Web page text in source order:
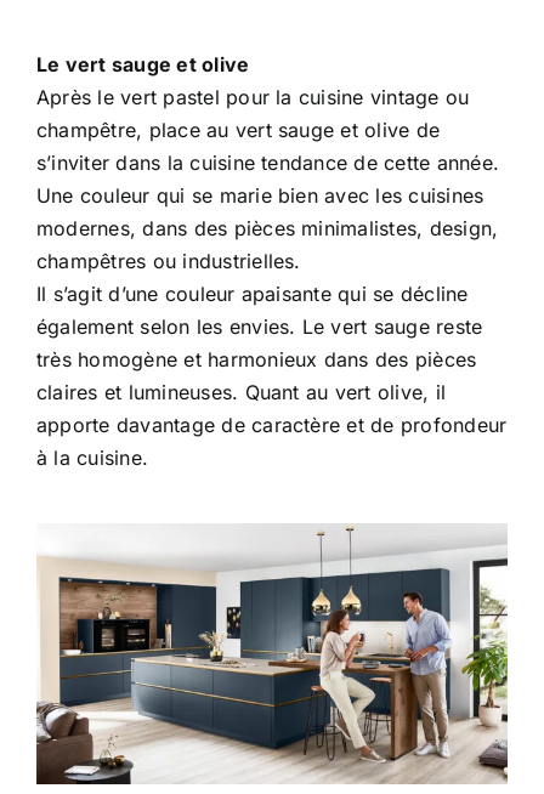
Le vert sauge et olive
Après le vert pastel pour la cuisine vintage ou
champêtre, place au vert sauge et olive de
s’inviter dans la cuisine tendance de cette année.
Une couleur qui se marie bien avec les cuisines
modernes, dans des pièces minimalistes, design,
champêtres ou industrielles.
Il s’agit d’une couleur apaisante qui se décline
également selon les envies. Le vert sauge reste
très homogène et harmonieux dans des pièces
claires et lumineuses. Quant au vert olive, il
apporte davantage de caractère et de profondeur
à la cuisine.